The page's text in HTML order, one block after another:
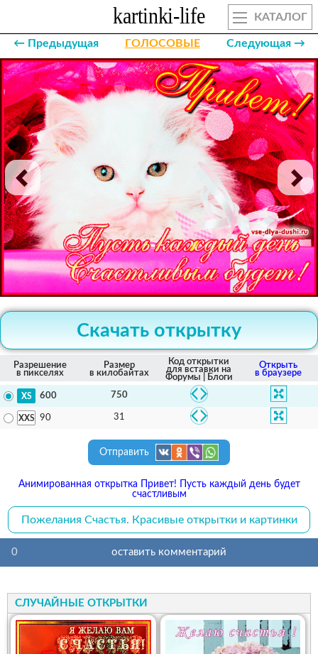
КАТАЛОГ
← Предыдущая ГОЛОСОВЫЕ Следующая →
Скачать открытку
Разрешение
в пикселях
Размер
в килобайтах
Код открытки
для вставки на
Форумы | Блоги
Открыть
в браузере
600 750
90 31
Отправить
Анимированная открытка Привет! Пусть каждый день будет
счастливым
Пожелания Счастья. Красивые открытки и картинки
0 оставить комментарий
СЛУЧАЙНЫЕ ОТКРЫТКИ